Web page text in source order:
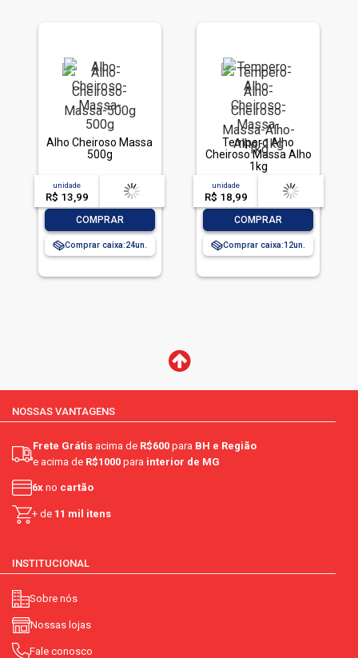
Alho Cheiroso Massa
500g
unidade
R$ 13,99
acima de
-- --,--un.
COMPRAR
Comprar caixa:24
Tempero Alho
Cheiroso Massa Alho
1kg
unidade
R$ 18,99
acima de
-- --,--un.
COMPRAR
Comprar caixa:12
NOSSAS VANTAGENS
Frete Grátis acima de R$600 para BH e Região
e acima de R$1000 para interior de MG
6x no cartão
+ de 11 mil itens
INSTITUCIONAL
Sobre nós
Nossas lojas
Fale conosco